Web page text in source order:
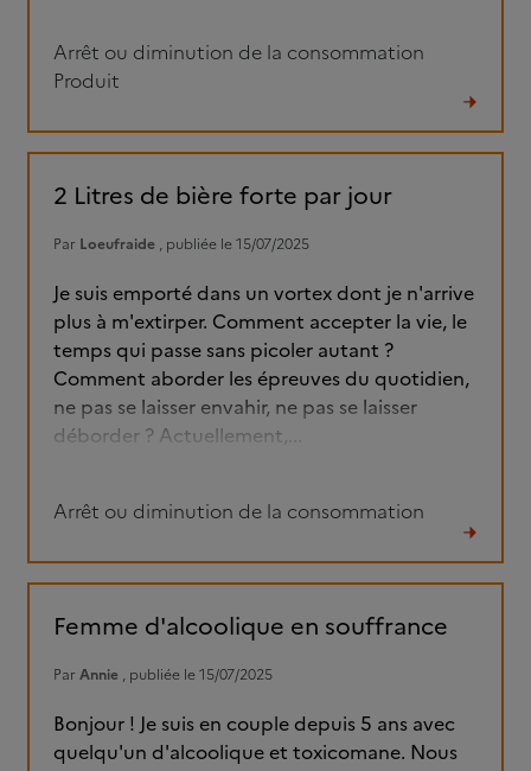
Arrêt ou diminution de la consommation
Produit
le
2 Litres de bière forte par jour
Par Loeufraide , publiée le 15/07/2025
Je suis emporté dans un vortex dont je n'arrive
plus à m'extirper. Comment accepter la vie, le
temps qui passe sans picoler autant ?
Comment aborder les épreuves du quotidien,
ne pas se laisser envahir, ne pas se laisser
déborder ? Actuellement,...
Arrêt ou diminution de la consommation
le
Femme d'alcoolique en souffrance
Par Annie , publiée le 15/07/2025
Bonjour ! Je suis en couple depuis 5 ans avec
quelqu'un d'alcoolique et toxicomane. Nous